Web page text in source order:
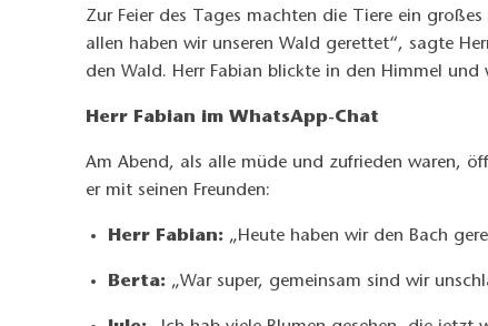
Zur Feier des Tages machten die Tiere ein
allen haben wir unseren Wald gerettet“, sagte
den Wald. Herr Fabian blickte in den Himmel und
Herr Fabian im WhatsApp-Chat
Am Abend, als alle müde und zufrieden waren,
er mit seinen Freunden:
Herr Fabian: „Heute haben wir den Bach
Berta: „War super, gemeinsam sind wir